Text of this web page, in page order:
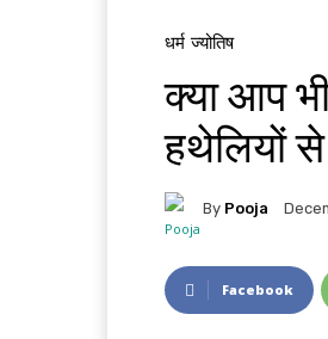
धर्म ज्योतिष
क्या आप
हथेलियों
By Pooja
Facebook